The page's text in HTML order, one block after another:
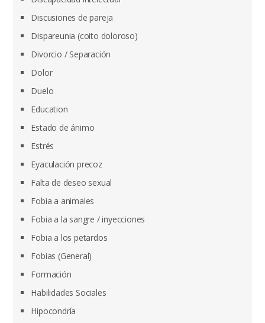
Discusiones de pareja
Dispareunia (coito doloroso)
Divorcio / Separación
Dolor
Duelo
Education
Estado de ánimo
Estrés
Eyaculación precoz
Falta de deseo sexual
Fobia a animales
Fobia a la sangre / inyecciones
Fobia a los petardos
Fobias (General)
Formación
Habilidades Sociales
Hipocondría